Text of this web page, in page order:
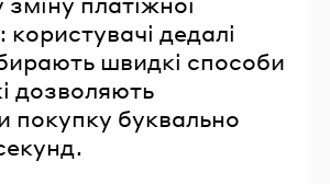
користувачі дедалі
швидкі способи
дозволяють
покупку буквально